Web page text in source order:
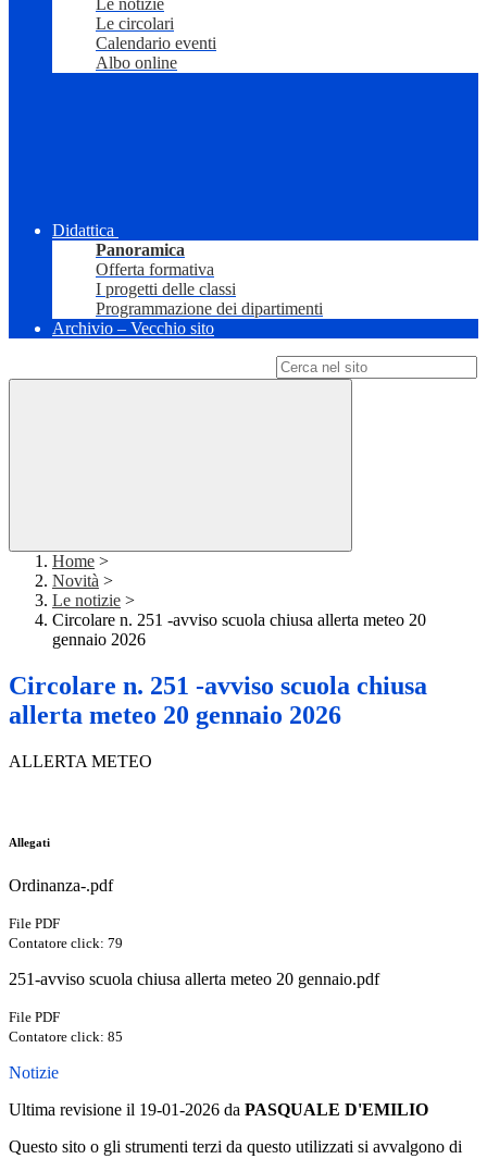
Le notizie
Le circolari
Calendario eventi
Albo online
Didattica
Panoramica
Offerta formativa
I progetti delle classi
Programmazione dei dipartimenti
Archivio – Vecchio sito
Home >
Novità >
Le notizie >
Circolare n. 251 -avviso scuola chiusa allerta meteo 20
gennaio 2026
Circolare n. 251 -avviso scuola chiusa
allerta meteo 20 gennaio 2026
ALLERTA METEO
Allegati
Ordinanza-.pdf
File PDF
Contatore click: 79
251-avviso scuola chiusa allerta meteo 20 gennaio.pdf
File PDF
Contatore click: 85
Notizie
Ultima revisione il 19-01-2026 da PASQUALE D'EMILIO
Questo sito o gli strumenti terzi da questo utilizzati si avvalgono di